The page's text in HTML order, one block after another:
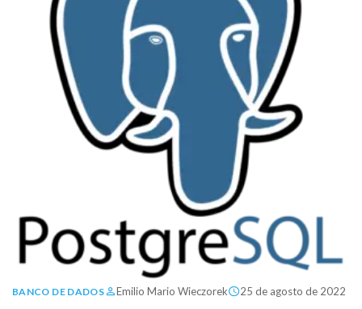
BANCO DE DADOS Emilio Mario Wieczorek 25 de agosto de 2022